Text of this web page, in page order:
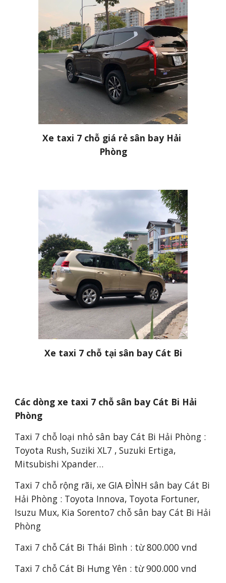
Xe taxi 7 chỗ giá rẻ sân bay Hải
Phòng
Xe taxi 7 chỗ tại sân bay Cát Bi
Các dòng xe taxi 7 chỗ sân bay Cát Bi Hải
Phòng
Taxi 7 chỗ loại nhỏ sân bay Cát Bi Hải Phòng :
Toyota Rush, Suziki XL7 , Suzuki Ertiga,
Mitsubishi Xpander…
Taxi 7 chỗ rộng rãi, xe GIA ĐÌNH sân bay Cát Bi
Hải Phòng : Toyota Innova, Toyota Fortuner,
Isuzu Mux, Kia Sorento7 chỗ sân bay Cát Bi Hải
Phòng
Taxi 7 chỗ Cát Bi Thái Bình : từ 800.000 vnd
Taxi 7 chỗ Cát Bi Hưng Yên : từ 900.000 vnd